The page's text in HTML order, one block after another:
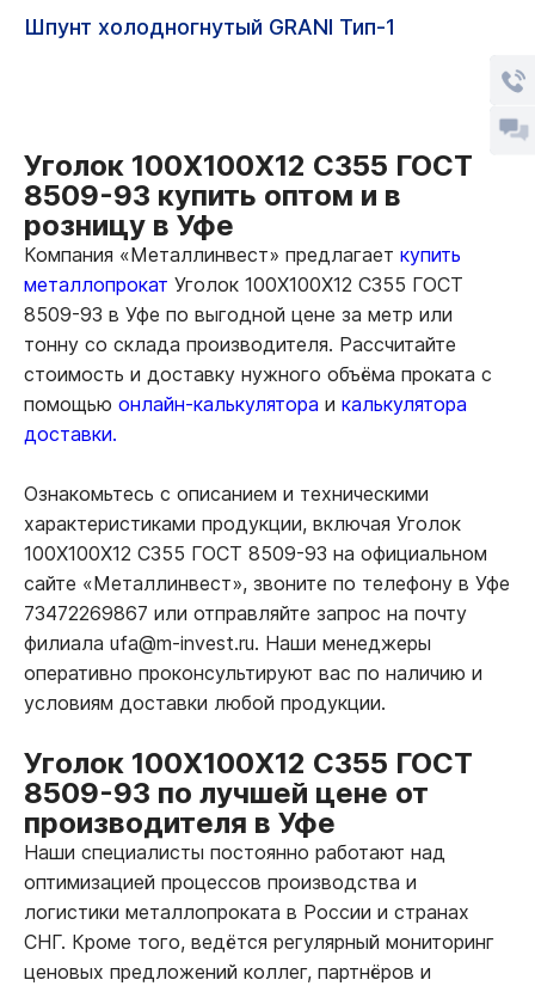
Шпунт холодногнутый GRANI Тип-1
Уголок 100Х100Х12 С355 ГОСТ
8509-93 купить оптом и в
розницу в Уфе
Компания «Металлинвест» предлагает купить
металлопрокат Уголок 100Х100Х12 С355 ГОСТ
8509-93 в Уфе по выгодной цене за метр или
тонну со склада производителя. Рассчитайте
стоимость и доставку нужного объёма проката с
помощью онлайн-калькулятора и калькулятора
доставки.
Ознакомьтесь с описанием и техническими
характеристиками продукции, включая Уголок
100Х100Х12 С355 ГОСТ 8509-93 на официальном
сайте «Металлинвест», звоните по телефону в Уфе
73472269867 или отправляйте запрос на почту
филиала ufa@m-invest.ru. Наши менеджеры
оперативно проконсультируют вас по наличию и
условиям доставки любой продукции.
Уголок 100Х100Х12 С355 ГОСТ
8509-93 по лучшей цене от
производителя в Уфе
Наши специалисты постоянно работают над
оптимизацией процессов производства и
логистики металлопроката в России и странах
СНГ. Кроме того, ведётся регулярный мониторинг
ценовых предложений коллег, партнёров и